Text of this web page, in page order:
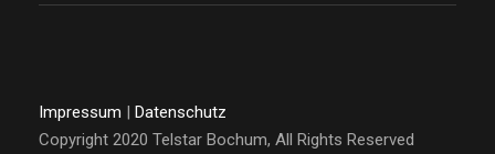
Impressum | Datenschutz
Copyright 2020 Telstar Bochum, All Rights Reserved